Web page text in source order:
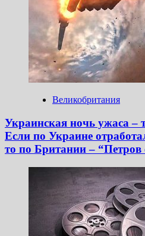
Великобритания
Украинская ночь ужаса –
Если по Украине
то по Британии –